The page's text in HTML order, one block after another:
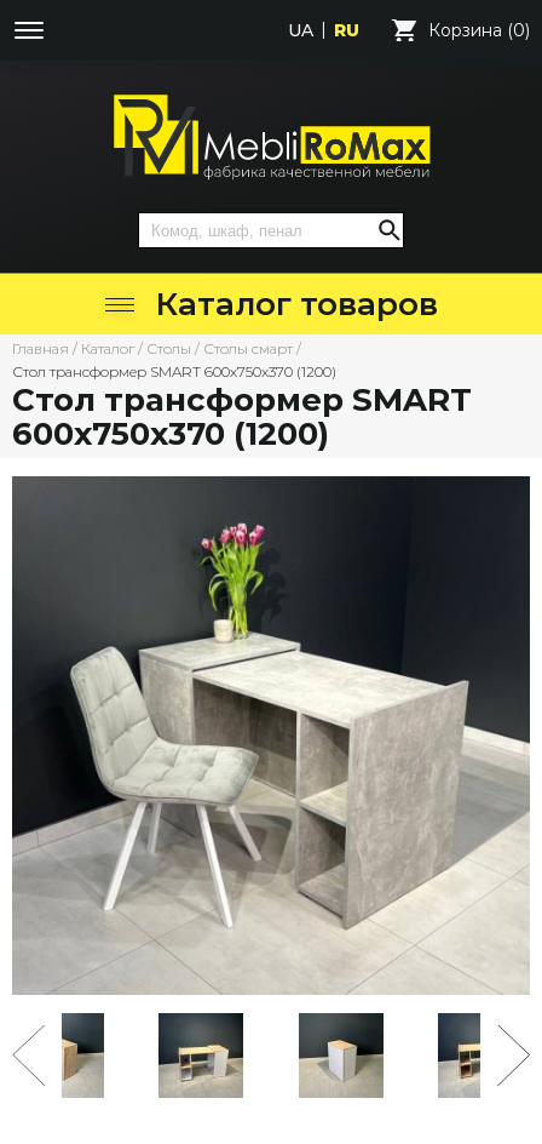
UA RU Корзина (0)
Каталог товаров
Главная / Каталог / Столы / Столы смарт /
Стол трансформер SMART 600х750х370 (1200)
Стол трансформер SMART
600х750х370 (1200)